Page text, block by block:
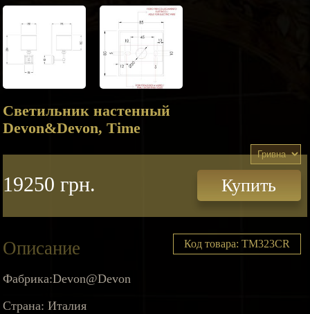
Светильник настенный
Devon&Devon, Time
19250 грн. Купить
Описание Код товара: TM323CR
Фабрика:Devon@Devon
Страна: Италия